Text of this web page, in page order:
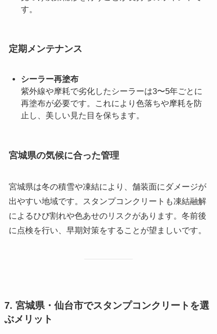
す。
定期メンテナンス
シーラー再塗布
紫外線や摩耗で劣化したシーラーは3〜5年ごとに
再塗布が必要です。これにより色落ちや摩耗を防
止し、美しい見た目を保ちます。
宮城県の気候に合った管理
宮城県は冬の積雪や凍結により、舗装面にダメージが
出やすい地域です。スタンプコンクリートも凍結融解
によるひび割れや色あせのリスクがあります。冬前後
に点検を行い、早期対策をすることが望ましいです。
7. 宮城県・仙台市でスタンプコンクリートを選
ぶメリット